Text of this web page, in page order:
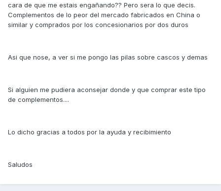
cara de que me estais engañando?? Pero sera lo que decis.
Complementos de lo peor del mercado fabricados en China o
similar y comprados por los concesionarios por dos duros
Asi que nose, a ver si me pongo las pilas sobre cascos y demas
Si alguien me pudiera aconsejar donde y que comprar este tipo
de complementos....
Lo dicho gracias a todos por la ayuda y recibimiento
Saludos